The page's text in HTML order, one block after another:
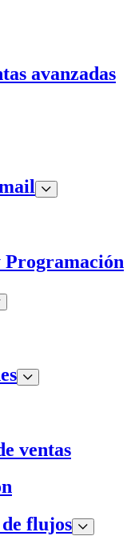
avanzadas
Programación
ventas
flujos